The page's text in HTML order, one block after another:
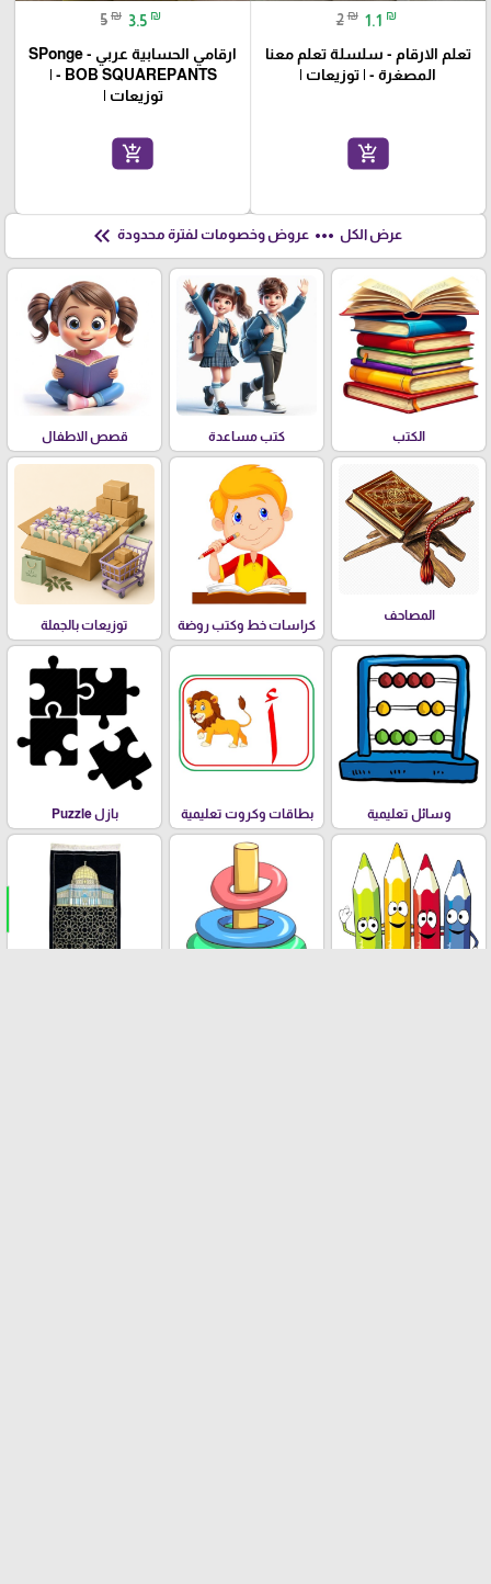
2 ₪ 1.1 ₪
تعلم الارقام - سلسلة تعلم معنا
المصغرة - | توزيعات |
add_shopping_cart
5 ₪ 3.5 ₪
ارقامي الحسابية عربي - SPonge
BOB SQUAREPANTS - |
توزيعات |
add_shopping_cart
عرض الكل more_horiz عروض وخصومات لفترة محدودة keyboard_double_arrow_left
الكتب كتب مساعدة قصص الاطفال
المصاحف
كراسات خط وكتب روضة توزيعات بالجملة
وسائل تعليمية بطاقات وكروت تعليمية بازل Puzzle